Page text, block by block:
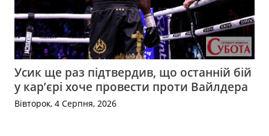
Усик ще раз підтвердив, що останній бій
у кар’єрі хоче провести проти Вайлдера
Вівторок, 4 Серпня, 2026